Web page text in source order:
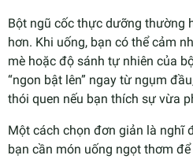
Bột ngũ cốc thực dưỡng thường
hơn. Khi uống, bạn có thể cảm
mè hoặc độ sánh tự nhiên của
“ngon bật lên” ngay từ ngụm
thói quen nếu bạn thích sự vừa
Một cách chọn đơn giản là nghĩ
bạn cần món uống ngọt thơm